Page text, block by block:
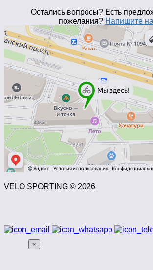
Остались вопросы? Есть
пожелания? Напишите
VELO SPORTING © 2026
×